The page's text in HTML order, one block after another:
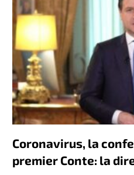
Coronavirus, la
premier Conte: la